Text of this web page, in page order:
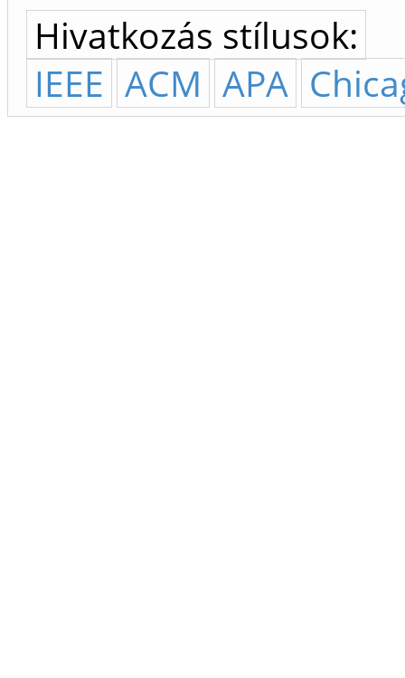
Hivatkozás stílusok:
IEEE ACM APA